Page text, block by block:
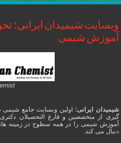
وبسایت شیمیدان ایرانی؛
آموزش شیمی
شیمیدان ایرانی؛ اولین وبسایت جامع
گیری از متخصصین و فارغ التحصیلان
آموزش شیمی را در همه سطوح در زمینه
دنبال می کند.